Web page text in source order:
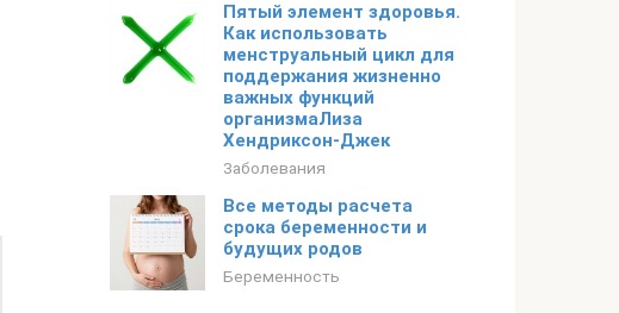
Пятый элемент здоровья.
Как использовать
менструальный цикл для
поддержания жизненно
важных функций
организмаЛиза
Хендриксон-Джек
Заболевания
Все методы расчета
срока беременности и
будущих родов
Беременность